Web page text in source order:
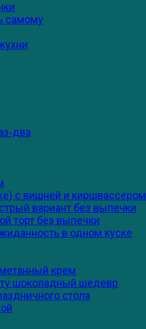
самому
с вишней и киршвассером
вариант без выпечки
торт без выпечки
в одном куске
крем
шоколадный шедевр
стола